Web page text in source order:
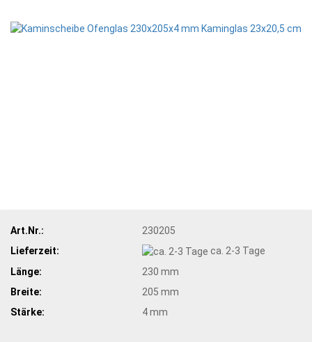
Art.Nr.:
230205
Lieferzeit:
ca. 2-3 Tage
Länge:
230 mm
Breite:
205 mm
Stärke:
4 mm